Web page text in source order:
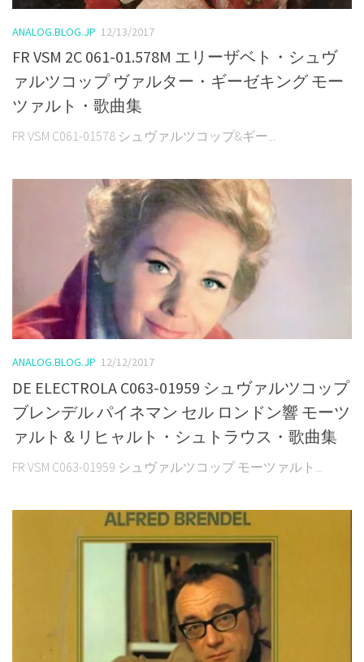
ANALOG.BLOG.JP 12/13/2017
FR VSM 2C 061-01.578M エリーザベト・シュヴ
ァルツコップ ヴァルター・ギーゼキング モー
ツァルト・歌曲集
FR VSM C061-01578 シュヴァルツコップ&ギー...
ANALOG.BLOG.JP 12/12/2017
DE ELECTROLA C063-01959 シュヴァルツコップ
ブレンデル パイネマン セル ロンドン響 モーツ
ァルト＆リヒャルト・シュトラウス・歌曲集
FR VSM C063-01959 シュヴァルツコップ モーツァルト...